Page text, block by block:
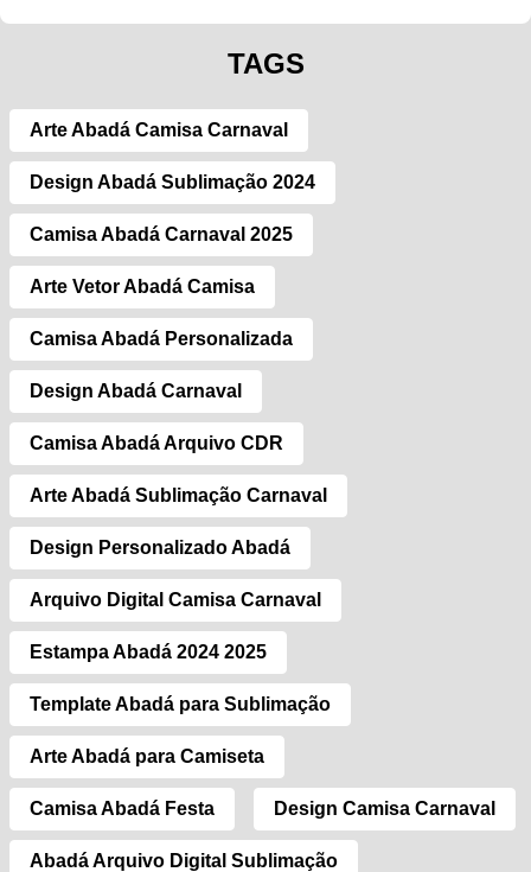
TAGS
Arte Abadá Camisa Carnaval
Design Abadá Sublimação 2024
Camisa Abadá Carnaval 2025
Arte Vetor Abadá Camisa
Camisa Abadá Personalizada
Design Abadá Carnaval
Camisa Abadá Arquivo CDR
Arte Abadá Sublimação Carnaval
Design Personalizado Abadá
Arquivo Digital Camisa Carnaval
Estampa Abadá 2024 2025
Template Abadá para Sublimação
Arte Abadá para Camiseta
Camisa Abadá Festa Design Camisa Carnaval
Abadá Arquivo Digital Sublimação